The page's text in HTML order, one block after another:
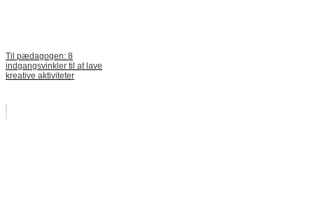
Til pædagogen: 8
indgangsvinkler til at lave
kreative aktiviteter